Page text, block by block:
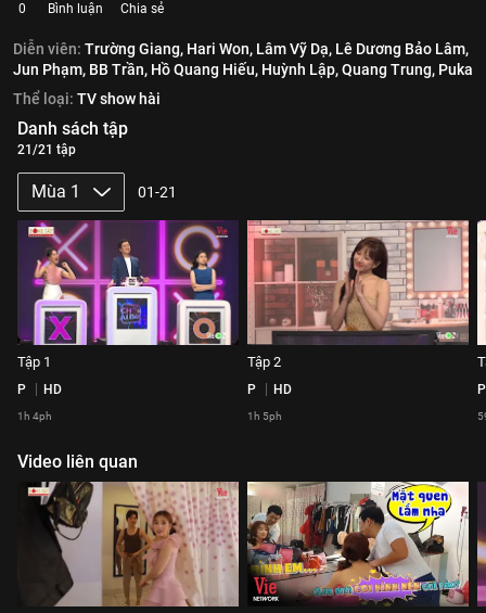
0 Bình luận Chia sẻ
Diễn viên: Trường Giang, Hari Won, Lâm Vỹ Dạ, Lê Dương Bảo Lâm,
Jun Phạm, BB Trần, Hồ Quang Hiếu, Huỳnh Lập,Quang Trung, Puka
Thể loại: TV show hài
Danh sách tập
21/21 tập
Mùa 1 01-21
Tập 1
P HD
1h 4ph
Tập 2
P HD
1h 5ph
P
Video liên quan